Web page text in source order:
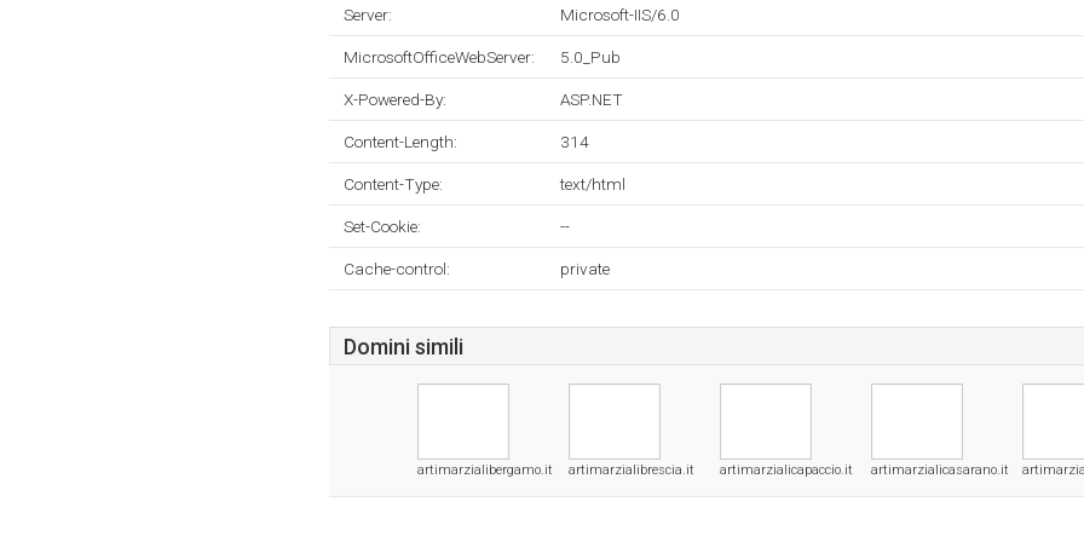
Server: Microsoft-IIS/6.0
MicrosoftOfficeWebServer: 5.0_Pub
X-Powered-By: ASP.NET
Content-Length: 314
Content-Type: text/html
Set-Cookie: --
Cache-control: private
Domini simili
artimarzialibergamo.it artimarzialibrescia.it artimarzialicapaccio.it artimarzialicasarano.it